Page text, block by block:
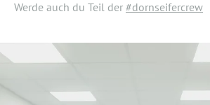
Werde auch du Teil der #dornseifercrew